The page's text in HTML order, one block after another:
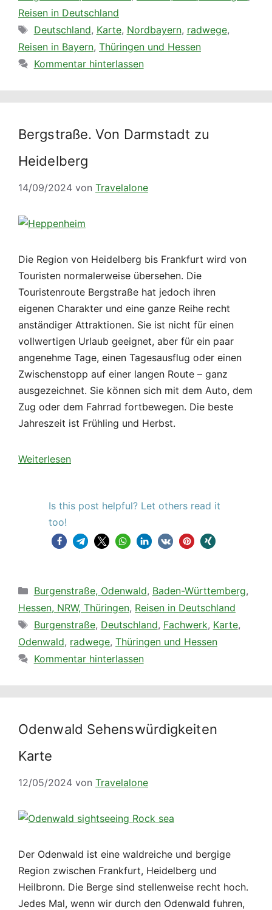
Reisen in Deutschland
Schlagwörter
Deutschland, Karte, Nordbayern, radwege,
Reisen in Bayern, Thüringen und Hessen
Kommentar hinterlassen
Bergstraße. Von Darmstadt zu
Heidelberg
14/09/2024 von Travelalone
Die Region von Heidelberg bis Frankfurt wird von
Touristen normalerweise übersehen. Die
Touristenroute Bergstraße hat jedoch ihren
eigenen Charakter und eine ganze Reihe recht
anständiger Attraktionen. Sie ist nicht für einen
vollwertigen Urlaub geeignet, aber für ein paar
angenehme Tage, einen Tagesausflug oder einen
Zwischenstopp auf einer langen Route – ganz
ausgezeichnet. Sie können sich mit dem Auto, dem
Zug oder dem Fahrrad fortbewegen. Die beste
Jahreszeit ist Frühling und Herbst.
Weiterlesen
Is this post helpful? Let others read it
too!
Kategorien
Burgenstraße, Odenwald, Baden-Württemberg,
Hessen, NRW, Thüringen, Reisen in Deutschland
Schlagwörter
Burgenstraße, Deutschland, Fachwerk, Karte,
Odenwald, radwege, Thüringen und Hessen
Kommentar hinterlassen
Odenwald Sehenswürdigkeiten
Karte
12/05/2024 von Travelalone
Der Odenwald ist eine waldreiche und bergige
Region zwischen Frankfurt, Heidelberg und
Heilbronn. Die Berge sind stellenweise recht hoch.
Jedes Mal, wenn wir durch den Odenwald fuhren,